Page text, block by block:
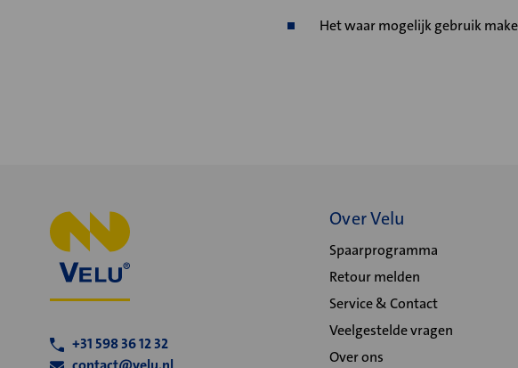
Het waar mogelijk gebruik
+31 598 36 12 32
Over Velu
Spaarprogramma
Retour melden
Service & Contact
Veelgestelde vragen
Over ons